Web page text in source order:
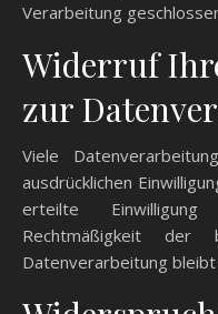
Verarbeitung
Widerruf
zur
Viele
ausdrücklichen
erteilte
Rechtmäßigkeit
Datenverarbeitung